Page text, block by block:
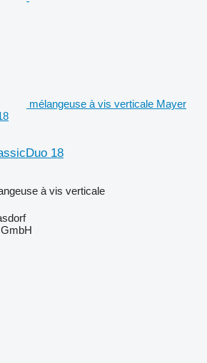
mélangeuse à vis verticale Mayer
18
à vis verticale